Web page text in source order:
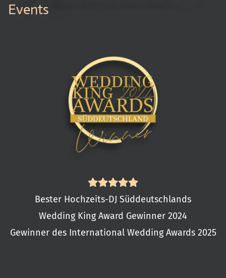
Events
Bester Hochzeits-DJ Süddeutschlands
Wedding King Award Gewinner 2024
Gewinner des International Wedding Awards 2025